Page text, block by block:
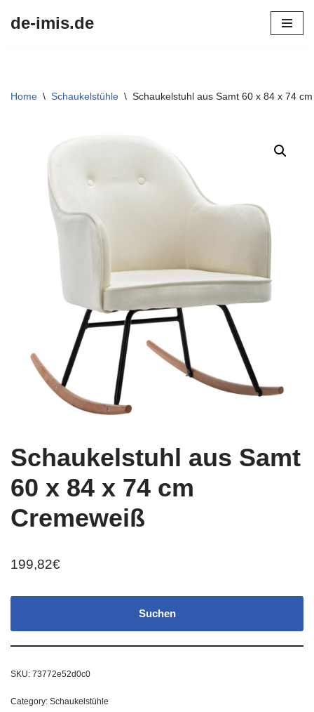
de-imis.de
Home \ Schaukelstühle \ Schaukelstuhl aus Samt 60 x 84 x 74
Schaukelstuhl aus Samt
60 x 84 x 74 cm
Cremeweiß
199,82€
Suchen
SKU: 73772e52d0c0
Category: Schaukelstühle